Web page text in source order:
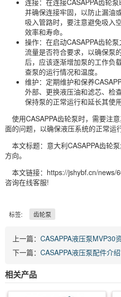
连接：在连接CASAPPA齿轮
并确保连接牢固，以防止漏油
吸入管路时，要注意避免吸入
效率和寿命。
操作：在启动CASAPPA齿轮
流量是否符合要求，以确保泵
后，应该逐渐增加泵的工作负
查泵的运行情况和温度。
维护：定期维护和保养
外部、更换液压油和滤芯、检
保持泵的正常运行和延长其使用
使用CASAPPA齿轮泵时，需要注
面的问题，以确保液压系统的正常运
本文标题：意大利CASAPPA齿轮
方向。
本文链接：https://jshybf.cn/news/
咨询在线客服!
标签: 齿轮泵
上一篇： CASAPPA液压泵MVP30资料
下一篇： CASAPPA液压泵配件介绍，
相关产品